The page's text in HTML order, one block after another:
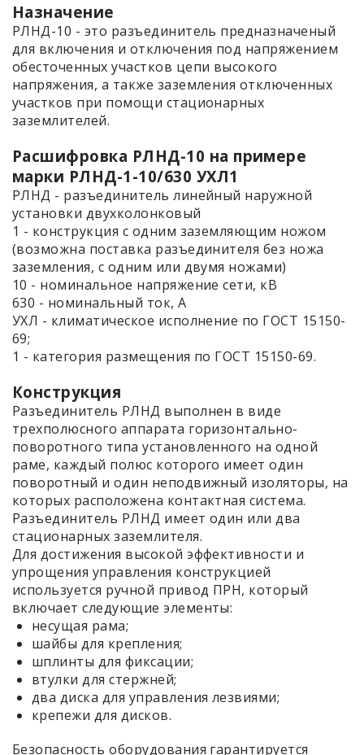
Назначение
РЛНД-10 - это разъединитель предназначеный
для включения и отключения под напряжением
обесточенных участков цепи высокого
напряжения, а также заземления отключенных
участков при помощи стационарных
заземлителей.
Расшифровка РЛНД-10 на примере
марки РЛНД-1-10/630 УХЛ1
РЛНД - разъединитель линейный наружной
установки двухколонковый
1 - конструкция с одним заземляющим ножом
(возможна поставка разъединителя без ножа
заземления, с одним или двумя ножами)
10 - номинальное напряжение сети, кВ
630 - номинальный ток, А
УХЛ - климатическое исполнение по ГОСТ 15150-
69;
1 - категория размещения по ГОСТ 15150-69.
Конструкция
Разъединитель РЛНД выполнен в виде
трехполюсного аппарата горизонтально-
поворотного типа установленного на одной
раме, каждый полюс которого имеет один
поворотный и один неподвижный изоляторы, на
которых расположена контактная система.
Разъединитель РЛНД имеет один или два
стационарных заземлителя.
Для достижения высокой эффективности и
упрощения управления конструкцией
используется ручной привод ПРН, который
включает следующие элементы:
несущая рама;
шайбы для крепления;
шплинты для фиксации;
втулки для стержней;
два диска для управления лезвиями;
крепежи для дисков.
Безопасность оборудования гарантируется